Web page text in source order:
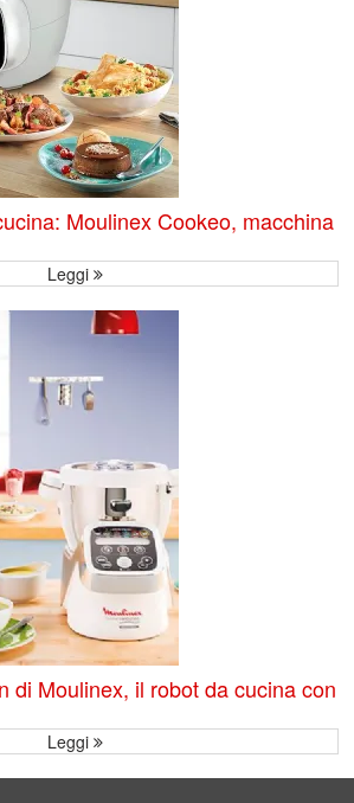
Moulinex Cookeo, macchina
Leggi
di Moulinex, il robot da cucina con
Leggi